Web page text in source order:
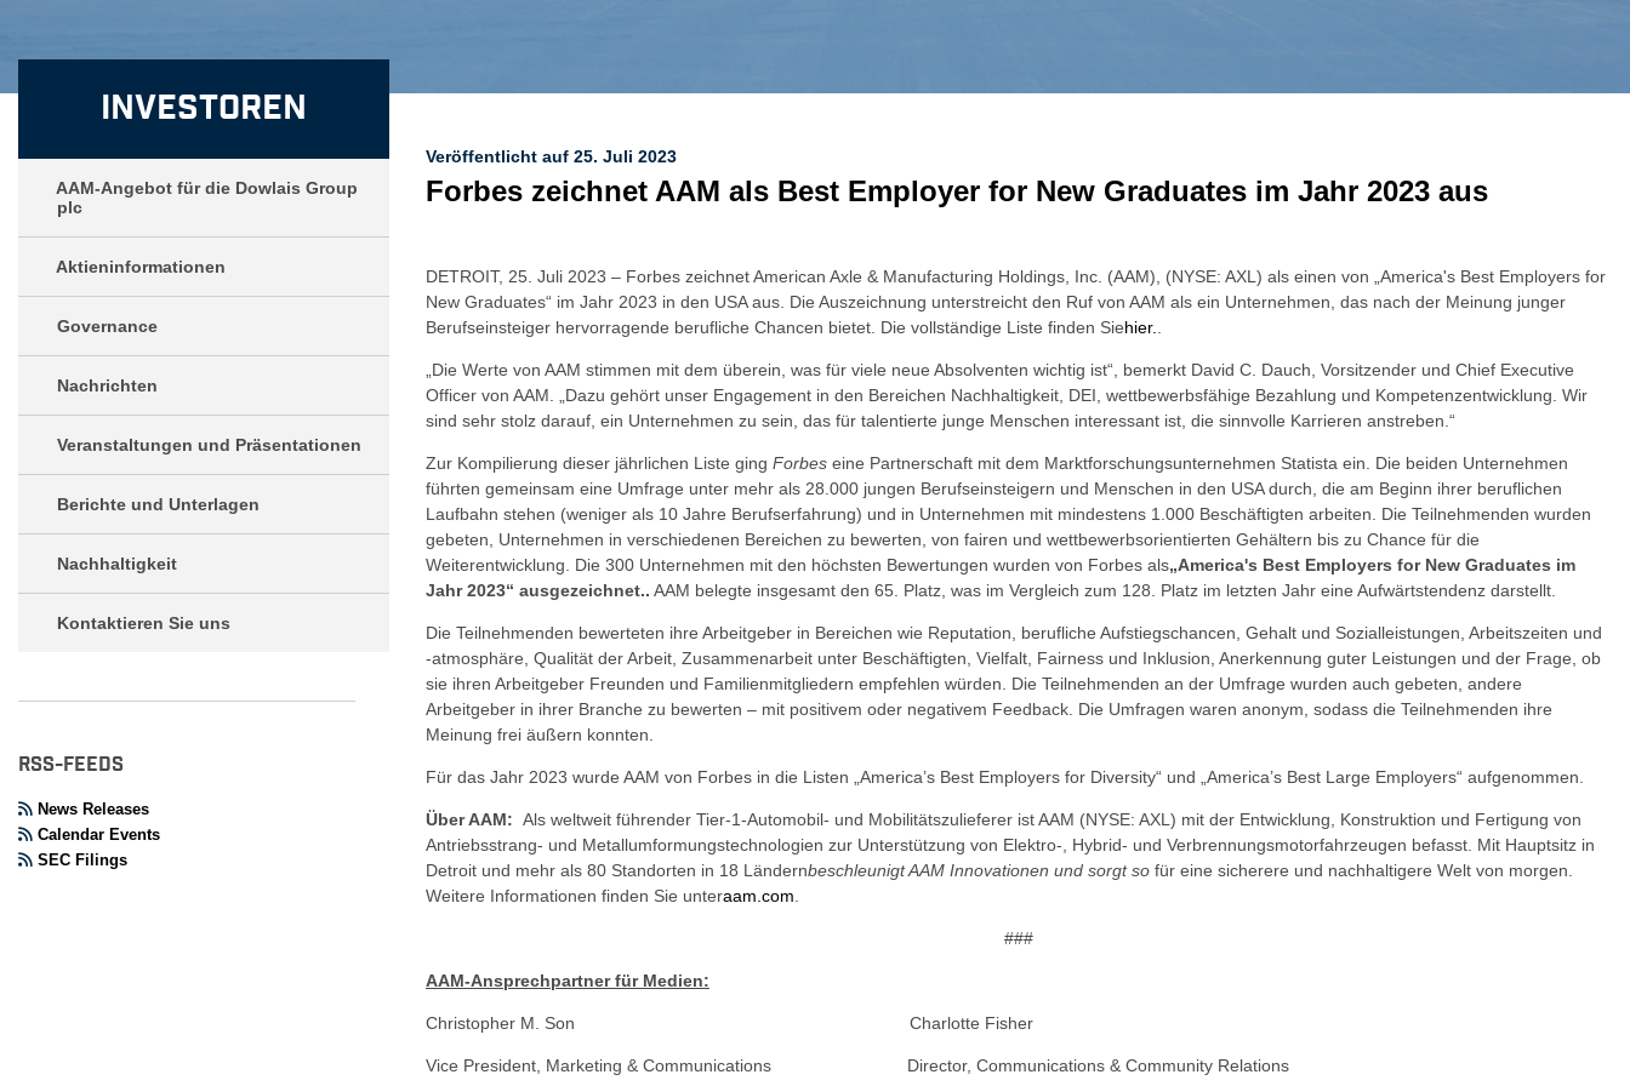
Investoren
AAM-Angebot für die Dowlais Group
plc
Aktieninformationen
Governance
Nachrichten
Veranstaltungen und Präsentationen
Berichte und Unterlagen
Nachhaltigkeit
Kontaktieren Sie uns
RSS-FEEDS
News Releases
Calendar Events
SEC Filings
Veröffentlicht auf 25. Juli 2023
Forbes zeichnet AAM als Best Employer for New Graduates im Jahr 2023 aus
DETROIT, 25. Juli 2023 – Forbes zeichnet American Axle & Manufacturing Holdings, Inc. (AAM), (NYSE: AXL) als einen von „America's Best Employers for
New Graduates“ im Jahr 2023 in den USA aus. Die Auszeichnung unterstreicht den Ruf von AAM als ein Unternehmen, das nach der Meinung junger
Berufseinsteiger hervorragende berufliche Chancen bietet. Die vollständige Liste finden Siehier.
„Die Werte von AAM stimmen mit dem überein, was für viele neue Absolventen wichtig ist“, bemerkt David C. Dauch, Vorsitzender und Chief Executive
Officer von AAM. „Dazu gehört unser Engagement in den Bereichen Nachhaltigkeit, DEI, wettbewerbsfähige Bezahlung und Kompetenzentwicklung. Wir
sind sehr stolz darauf, ein Unternehmen zu sein, das für talentierte junge Menschen interessant ist, die sinnvolle Karrieren anstreben.“
Zur Kompilierung dieser jährlichen Liste ging Forbes eine Partnerschaft mit dem Marktforschungsunternehmen Statista ein. Die beiden Unternehmen
führten gemeinsam eine Umfrage unter mehr als 28.000 jungen Berufseinsteigern und Menschen in den USA durch, die am Beginn ihrer beruflichen
Laufbahn stehen (weniger als 10 Jahre Berufserfahrung) und in Unternehmen mit mindestens 1.000 Beschäftigten arbeiten. Die Teilnehmenden wurden
gebeten, Unternehmen in verschiedenen Bereichen zu bewerten, von fairen und wettbewerbsorientierten Gehältern bis zu Chance für die
Weiterentwicklung. Die 300 Unternehmen mit den höchsten Bewertungen wurden von Forbes als„America's Best Employers for New Graduates im
Jahr 2023“ ausgezeichnet.. AAM belegte insgesamt den 65. Platz, was im Vergleich zum 128. Platz im letzten Jahr eine Aufwärtstendenz darstellt.
Die Teilnehmenden bewerteten ihre Arbeitgeber in Bereichen wie Reputation, berufliche Aufstiegschancen, Gehalt und Sozialleistungen, Arbeitszeiten und
-atmosphäre, Qualität der Arbeit, Zusammenarbeit unter Beschäftigten, Vielfalt, Fairness und Inklusion, Anerkennung guter Leistungen und der Frage, ob
sie ihren Arbeitgeber Freunden und Familienmitgliedern empfehlen würden. Die Teilnehmenden an der Umfrage wurden auch gebeten, andere
Arbeitgeber in ihrer Branche zu bewerten – mit positivem oder negativem Feedback. Die Umfragen waren anonym, sodass die Teilnehmenden ihre
Meinung frei äußern konnten.
Für das Jahr 2023 wurde AAM von Forbes in die Listen „America’s Best Employers for Diversity“ und „America’s Best Large Employers“ aufgenommen.
Über AAM: Als weltweit führender Tier-1-Automobil- und Mobilitätszulieferer ist AAM (NYSE: AXL) mit der Entwicklung, Konstruktion und Fertigung von
Antriebsstrang- und Metallumformungstechnologien zur Unterstützung von Elektro-, Hybrid- und Verbrennungsmotorfahrzeugen befasst. Mit Hauptsitz in
Detroit und mehr als 80 Standorten in 18 Ländernbeschleunigt AAM Innovationen und sorgt so für eine sicherere und nachhaltigere Welt von morgen.
Weitere Informationen finden Sie unteraam.com
###
AAM-Ansprechpartner für Medien:
Christopher M. Son Charlotte Fisher
Vice President, Marketing & Communications Director, Communications & Community Relations